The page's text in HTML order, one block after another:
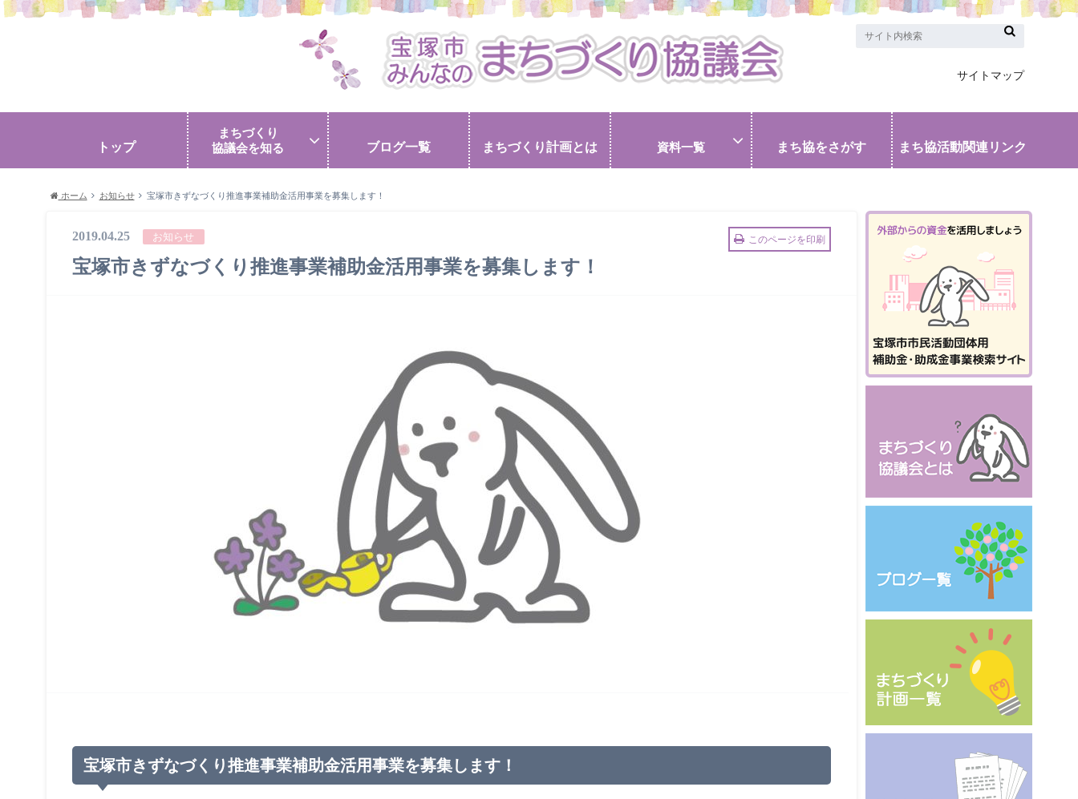
サイトマップ
トップ
まちづくり
協議会を知る
ブログ一覧 まちづくり計画とは 資料一覧 まち協をさがす まち協活動関連リンク
ホーム お知らせ 宝塚市きずなづくり推進事業補助金活用事業を募集します！
2019.04.25 お知らせ このページを印刷
宝塚市きずなづくり推進事業補助金活用事業を募集します！
宝塚市きずなづくり推進事業補助金活用事業を募集します！